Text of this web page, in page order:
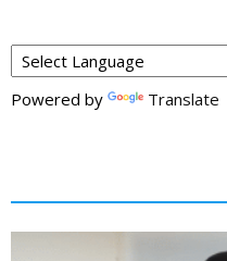
Powered by Translate